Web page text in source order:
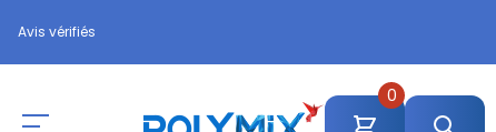
Avis vérifiés
0